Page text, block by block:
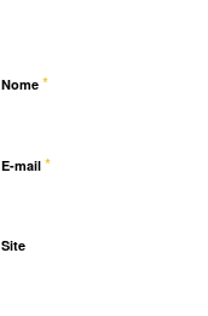
Nome *
E-mail *
Site